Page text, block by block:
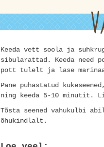
Keeda vett soola ja
sibularattad. Keeda need
pott tulelt ja lase
Pane puhastatud
ning keeda 5-10 minutit.
Tõsta seened vahukulbi
õhukindlalt.